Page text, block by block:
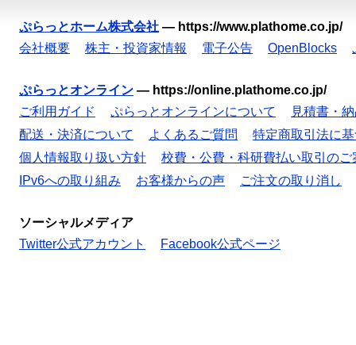
ぷらっとホーム株式会社 — https://www.plathome.co.jp/
会社概要
株主・投資家情報 電子公告 OpenBlocks
ぷらっとオンライン — https://online.plathome.co.jp/
ご利用ガイド
ぷらっとオンラインについて
見積書・
配送・決済について
よくあるご質問
特定商取引法に
個人情報取り扱い方針
校費・公費・科研費払い取引のご
IPv6への取り組み
お客様からの声 ご注文の取り消し
ソーシャルメディア
Twitter公式アカウント
Facebook公式ページ